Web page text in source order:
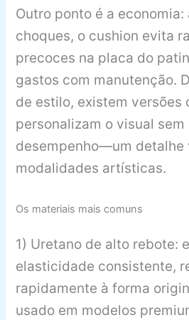
Outro ponto é a
choques, o cushion evita
precoces na placa do
gastos com manutenção.
de estilo, existem versões
personalizam o visual
desempenho—um detalhe
modalidades artísticas.
Os materiais mais comuns
1) Uretano de alto rebote:
elasticidade consistente,
rapidamente à forma
usado em modelos